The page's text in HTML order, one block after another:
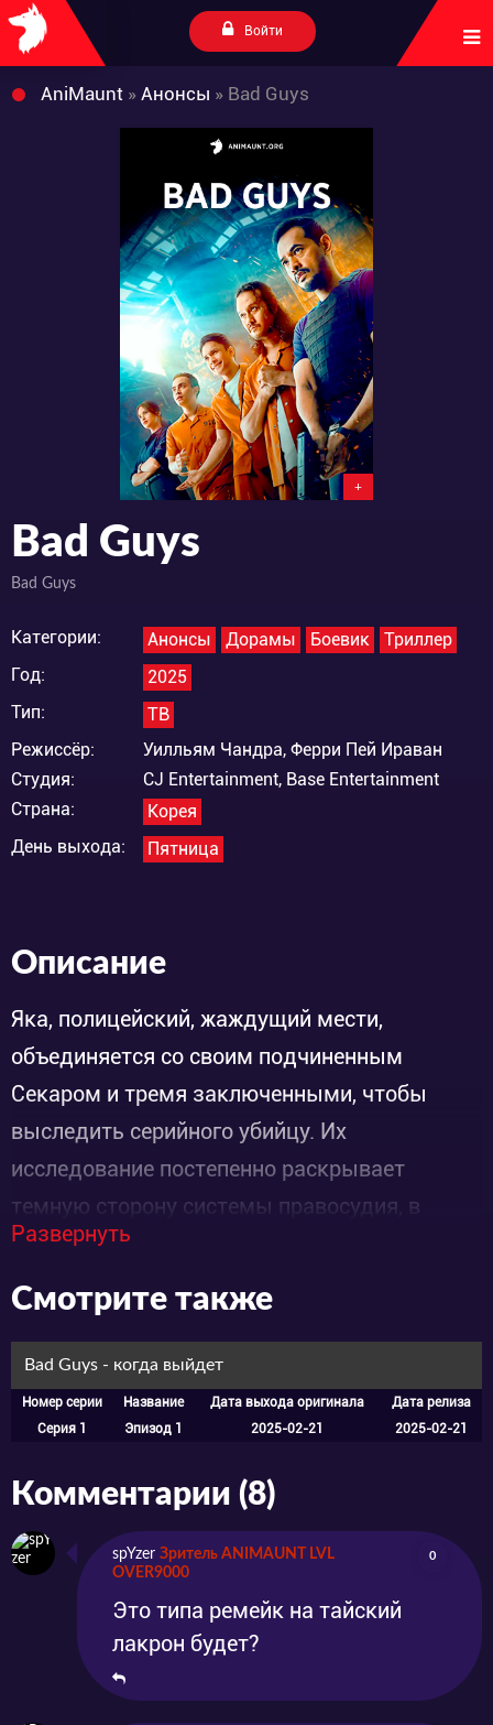
Войти
AniMaunt » Анонсы » Bad Guys
+
Bad Guys
Bad Guys
Категории: Анонсы Дорамы Боевик
Триллер
Год:
2025
Тип:
ТВ
Режиссёр:
Уилльям Чандра, Ферри Пей Ираван
Студия:
CJ Entertainment, Base Entertainment
Страна:
Корея
День выхода:
Пятница
Описание
Яка, полицейский, жаждущий мести,
объединяется со своим подчиненным
Секаром и тремя заключенными, чтобы
выследить серийного убийцу. Их
исследование постепенно раскрывает
темную сторону системы правосудия, в
которую они всегда верили.
Развернуть
Смотрите также
Bad Guys - когда выйдет
Номер серии Название Дата выхода оригинала
Дата релиза
Серия 1
Эпизод 1 2025-02-21 2025-02-21
Комментарии (8)
spYzer Зритель ANIMAUNT LVL
OVER9000
0
Это типа ремейк на тайский
лакрон будет?